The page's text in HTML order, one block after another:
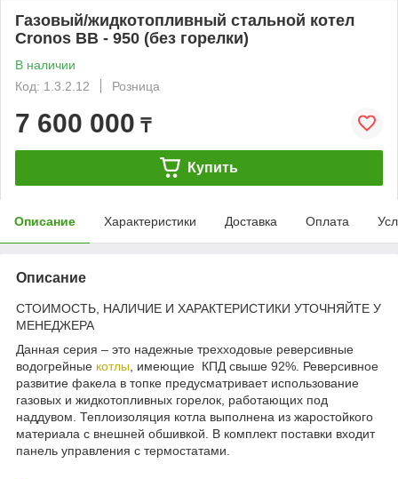
Газовый/жидкотопливный стальной котел
Cronos BB - 950 (без горелки)
В наличии
Код: 1.3.2.12
Розница
7 600 000 ₸
Купить
Описание Характеристики Доставка Оплата
Описание
СТОИМОСТЬ, НАЛИЧИЕ И ХАРАКТЕРИСТИКИ УТОЧНЯЙТЕ У
МЕНЕДЖЕРА
Данная серия – это надежные трехходовые реверсивные
водогрейные котлы , имеющие КПД свыше 92%. Реверсивное
развитие факела в топке предусматривает использование
газовых и жидкотопливных горелок, работающих под
наддувом. Теплоизоляция котла выполнена из жаростойкого
материала с внешней обшивкой. В комплект поставки входит
панель управления с термостатами.